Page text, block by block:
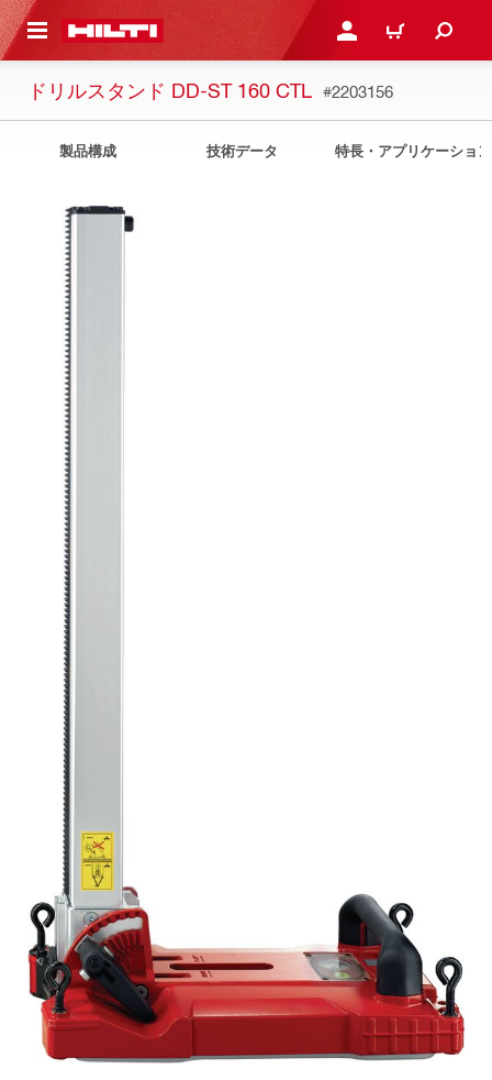
内容を表示 ログイン・新規オンライ
カート
ドリルスタンド DD-ST 160 CTL #2203156
製品構成 技術データ 特長・アプリケーション